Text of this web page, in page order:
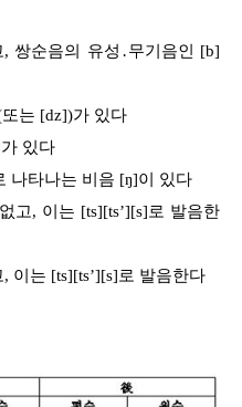
순음의 유성․무기음인 [b]
는 [dz])가 있다
있다
나타나는 비음 [ŋ]이 있다
고, 이는 [ts][ts’][s]로 발음한
이는 [ts][ts’][s]로 발음한다